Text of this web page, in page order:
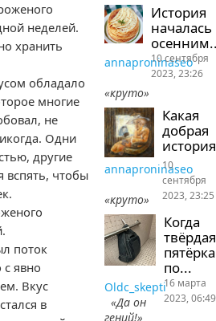
неделей.
хранить
обладало
многие
не
Одни
другие
вспять, чтобы
поток
явно
Вкус
в
История
началась
annaproninaseo
«круто»
10 сентября
2023, 23:26
Какая
добрая
история
annaproninaseo
«круто»
10
сентября
2023, 23:25
Когда
твёрдая
пятёрка
по...
Oldc_skepti
«Да он
гений!»
16 марта
2023, 06:49